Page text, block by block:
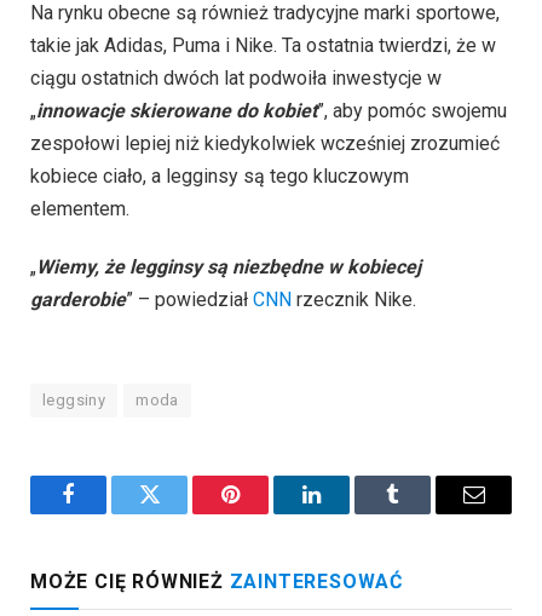
Na rynku obecne są również tradycyjne marki sportowe,
takie jak Adidas, Puma i Nike. Ta ostatnia twierdzi, że w
ciągu ostatnich dwóch lat podwoiła inwestycje w
„innowacje skierowane do kobiet”, aby pomóc swojemu
zespołowi lepiej niż kiedykolwiek wcześniej zrozumieć
kobiece ciało, a legginsy są tego kluczowym
elementem.
„Wiemy, że legginsy są niezbędne w kobiecej
garderobie” – powiedział CNN rzecznik Nike.
leggsiny moda
FacebookTwitter Pinterest LinkedInTumblr Email
MOŻE CIĘ RÓWNIEŻ ZAINTERESOWAĆ